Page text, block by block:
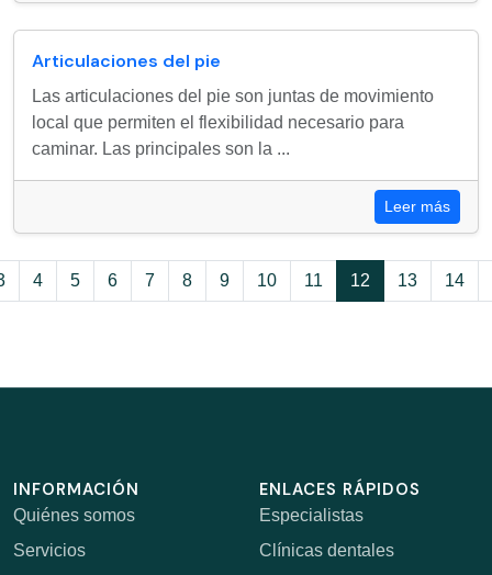
Articulaciones del pie
Las articulaciones del pie son juntas de movimiento
local que permiten el flexibilidad necesario para
caminar. Las principales son la ...
Leer más
4 5 6 7 8 9 10 11 12 13 14
INFORMACIÓN
Quiénes somos
Servicios
ENLACES RÁPIDOS
Especialistas
Clínicas dentales